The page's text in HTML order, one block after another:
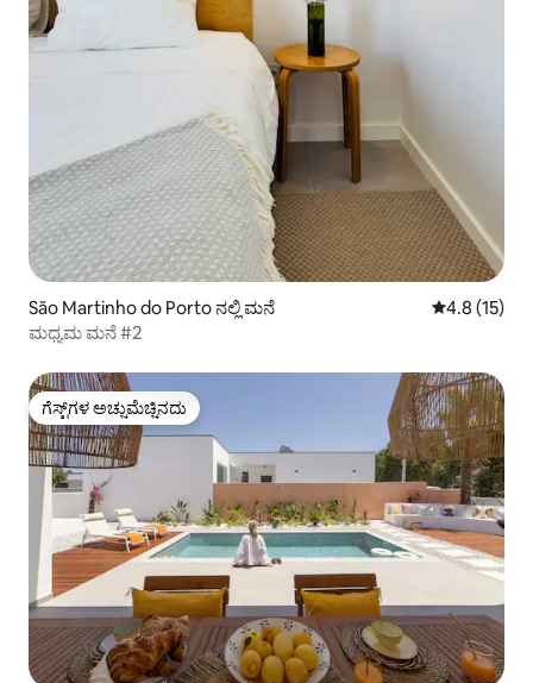
São Martinho do Porto ನಲ್ಲಿ ಮನೆ 5 ರಲ್ಲಿ 4.8
4.8 (15)
ಮಧ್ಯಮ ಮನೆ #2
ಗೆಸ್ಟ್‌ಗಳ ಅಚ್ಚುಮೆಚ್ಚಿನದು
ಗೆಸ್ಟ್‌ಗಳ ಅಚ್ಚುಮೆಚ್ಚಿನದು